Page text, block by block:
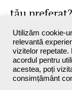
tău preferat?
Utilizăm cookie-
relevantă
vizitelor repetate.
acordul pentru
acestea, poți
consimțământ